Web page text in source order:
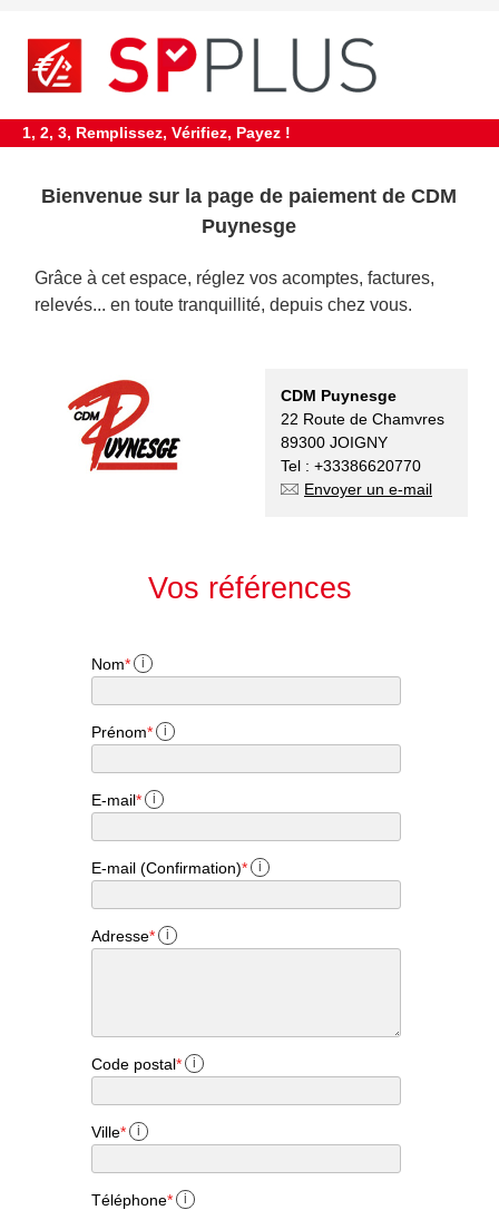
1, 2, 3, Remplissez, Vérifiez, Payez !
Bienvenue sur la page de paiement de CDM
Puynesge
Grâce à cet espace, réglez vos acomptes, factures,
relevés... en toute tranquillité, depuis chez vous.
CDM Puynesge
22 Route de Chamvres
89300 JOIGNY
Tel : +33386620770
Envoyer un e-mail
Vos références
Nom* i
Prénom* i
E-mail* i
E-mail (Confirmation)* i
Adresse* i
Code postal* i
Ville* i
Téléphone* i